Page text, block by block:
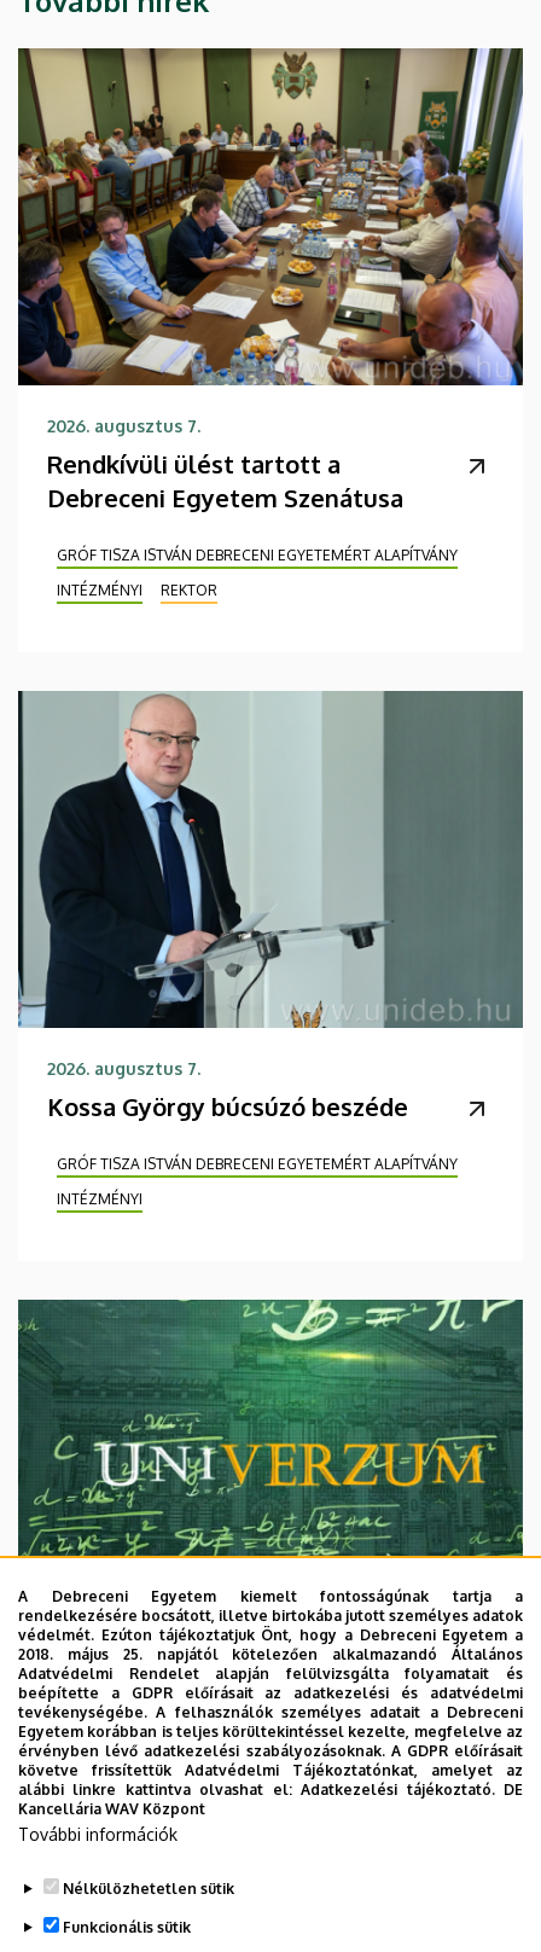
2026. augusztus 7.
Rendkívüli ülést tartott a
Debreceni Egyetem Szenátusa
GRÓF TISZA ISTVÁN DEBRECENI EGYETEMÉRT ALAPÍTVÁNY
INTÉZMÉNYI
REKTOR
2026. augusztus 7.
Kossa György búcsúzó beszéde
GRÓF TISZA ISTVÁN DEBRECENI EGYETEMÉRT ALAPÍTVÁNY
INTÉZMÉNYI
2026. augusztus 7.
Univerzum: A Debreceni Egyetem
titkos receptjei
KUTATÁS TUDOMÁNY
A Debreceni Egyetem kiemelt fontosságúnak tartja a
rendelkezésére bocsátott, illetve birtokába jutott személyes adatok
védelmét. Ezúton tájékoztatjuk Önt, hogy a Debreceni Egyetem a
2018. május 25. napjától kötelezően alkalmazandó Általános
Adatvédelmi Rendelet alapján felülvizsgálta folyamatait és
beépítette a GDPR előírásait az adatkezelési és adatvédelmi
tevékenységébe. A felhasználók személyes adatait a Debreceni
Egyetem korábban is teljes körültekintéssel kezelte, megfelelve az
érvényben lévő adatkezelési szabályozásoknak. A GDPR előírásait
követve frissítettük Adatvédelmi Tájékoztatónkat, amelyet az
alábbi linkre kattintva olvashat el:Adatkezelési tájékoztató. DE
Kancellária WAV Központ
További információk
Nélkülözhetetlen sütik
Funkcionális sütik